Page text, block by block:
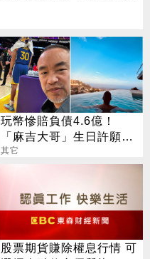
玩幣慘賠負債4.6億！
「麻吉大哥」生日許願：
祝大家別被破產清算
其它
股票期貨賺除權息行情 可